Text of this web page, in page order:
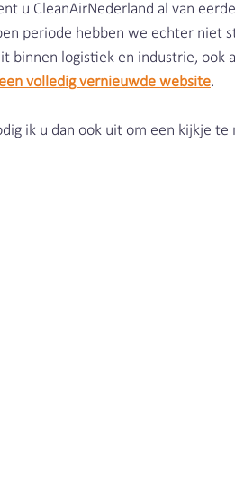
air Stofbindende zeep
u CleanAirNederland al van
periode hebben we echter niet
binnen logistiek en industrie, ook
een volledig vernieuwde website.
ik u dan ook uit om een kijkje te